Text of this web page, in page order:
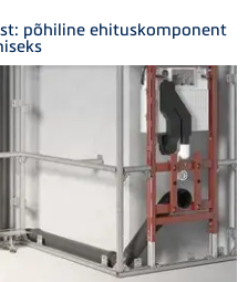
põhiline ehituskomponent